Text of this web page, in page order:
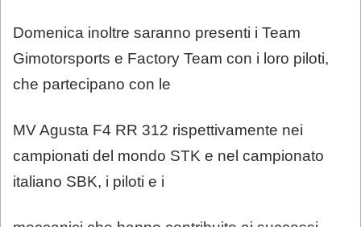
Domenica inoltre saranno presenti i Team
Gimotorsports e Factory Team con i loro piloti,
che partecipano con le
MV Agusta F4 RR 312 rispettivamente nei
campionati del mondo STK e nel campionato
italiano SBK, i piloti e i